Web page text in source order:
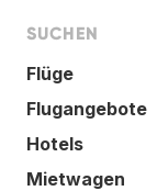
SUCHEN
Flüge
Flugangebote
Hotels
Mietwagen